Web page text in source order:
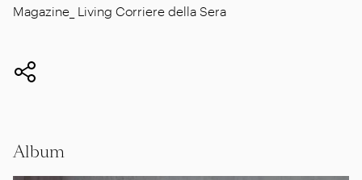
Magazine_ Living Corriere della Sera
Album